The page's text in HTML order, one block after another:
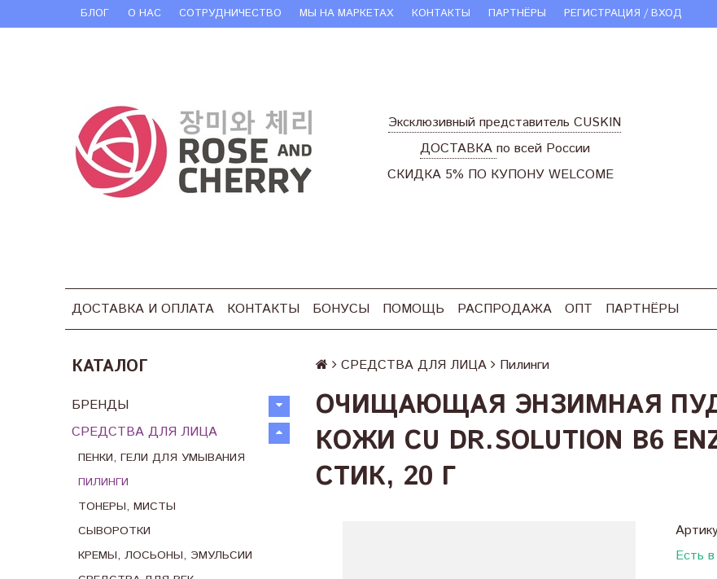
БЛОГ О НАС СОТРУДНИЧЕСТВО МЫ НА МАРКЕТАХ КОНТАКТЫ ПАРТНЁРЫ РЕГИСТРАЦИЯ / ВХОД
Эксклюзивный представитель CUSKIN
ДОСТАВКА по всей России
СКИДКА 5% ПО КУПОНУ WELCOME
ДОСТАВКА И ОПЛАТА КОНТАКТЫ БОНУСЫ ПОМОЩЬ РАСПРОДАЖА ОПТ ПАРТНЁРЫ
КАТАЛОГ
БРЕНДЫ
СРЕДСТВА ДЛЯ ЛИЦА
ПЕНКИ, ГЕЛИ ДЛЯ УМЫВАНИЯ
ПИЛИНГИ
ТОНЕРЫ, МИСТЫ
СЫВОРОТКИ
КРЕМЫ, ЛОСЬОНЫ, ЭМУЛЬСИИ
СРЕДСТВА ДЛЯ ЛИЦА Пилинги
ОЧИЩАЮЩАЯ ЭНЗИМНАЯ
КОЖИ CU DR.SOLUTION B6
СТИК, 20 Г
Есть